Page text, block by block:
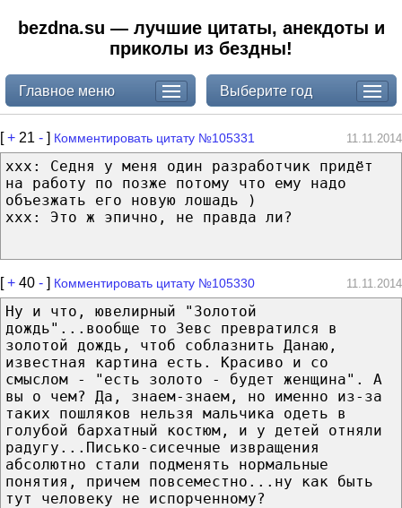
bezdna.su — лучшие цитаты, анекдоты и
приколы из бездны!
Главное меню Выберите год
[+ 21 - ] Комментировать цитату №105331 11.11.2014
xxx: Седня у меня один разработчик придёт
на работу по позже потому что ему надо
объезжать его новую лошадь )
xxx: Это ж эпично, не правда ли?
[+ 40 - ] Комментировать цитату №105330 11.11.2014
Ну и что, ювелирный "Золотой
дождь"...вообще то Зевс превратился в
золотой дождь, чтоб соблазнить Данаю,
известная картина есть. Красиво и со
смыслом - "есть золото - будет женщина". А
вы о чем? Да, знаем-знаем, но именно из-за
таких пошляков нельзя мальчика одеть в
голубой бархатный костюм, и у детей отняли
радугу...Писько-сисечные извращения
абсолютно стали подменять нормальные
понятия, причем повсеместно...ну как быть
тут человеку не испорченному?